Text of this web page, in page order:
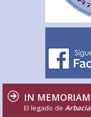
IN MEMORIAM
El legado de Arbacia